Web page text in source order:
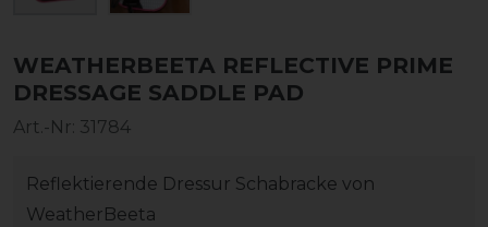
WEATHERBEETA REFLECTIVE PRIME
DRESSAGE SADDLE PAD
Art.-Nr: 31784
Reflektierende Dressur Schabracke von
WeatherBeeta